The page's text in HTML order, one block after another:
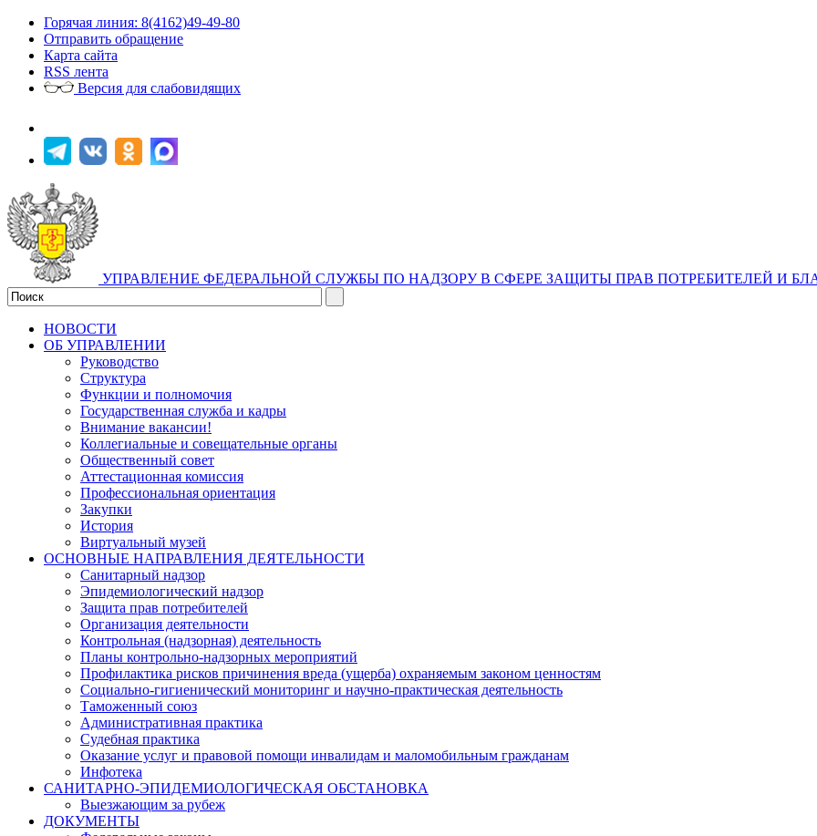
Горячая линия: 8(4162)49-49-80
Отправить обращение
Карта сайта
RSS лента
Версия для слабовидящих
УПРАВЛЕНИЕ ФЕДЕРАЛЬНОЙ СЛУЖБЫ ПО НАДЗОРУ В СФЕРЕ ЗАЩИТЫ ПРАВ ПОТРЕБИТЕЛЕЙ И
НОВОСТИ
ОБ УПРАВЛЕНИИ
Руководство
Структура
Функции и полномочия
Государственная служба и кадры
Внимание вакансии!
Коллегиальные и совещательные органы
Общественный совет
Аттестационная комиссия
Профессиональная ориентация
Закупки
История
Виртуальный музей
ОСНОВНЫЕ НАПРАВЛЕНИЯ ДЕЯТЕЛЬНОСТИ
Санитарный надзор
Эпидемиологический надзор
Защита прав потребителей
Организация деятельности
Контрольная (надзорная) деятельность
Планы контрольно-надзорных мероприятий
Профилактика рисков причинения вреда (ущерба) охраняемым законом ценностям
Социально-гигиенический мониторинг и научно-практическая деятельность
Таможенный союз
Административная практика
Судебная практика
Оказание услуг и правовой помощи инвалидам и маломобильным гражданам
Инфотека
САНИТАРНО-ЭПИДЕМИОЛОГИЧЕСКАЯ ОБСТАНОВКА
Выезжающим за рубеж
ДОКУМЕНТЫ